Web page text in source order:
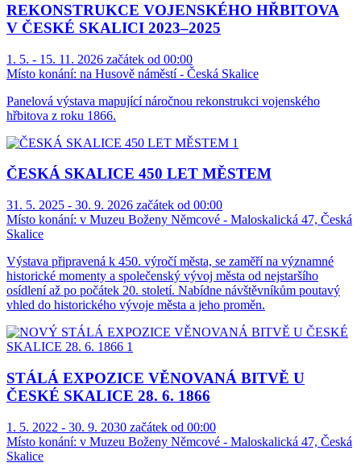
REKONSTRUKCE VOJENSKÉHO HŘBITOVA
V ČESKÉ SKALICI 2023–2025
1. 5. - 15. 11. 2026 začátek od 00:00
Místo konání: na Husově náměstí - Česká Skalice
Panelová výstava mapující náročnou rekonstrukci vojenského
hřbitova z roku 1866.
ČESKÁ SKALICE 450 LET MĚSTEM
31. 5. 2025 - 30. 9. 2026 začátek od 00:00
Místo konání: v Muzeu Boženy Němcové - Maloskalická 47, Česká
Skalice
Výstava připravená k 450. výročí města, se zaměří na významné
historické momenty a společenský vývoj města od nejstaršího
osídlení až po počátek 20. století. Nabídne návštěvníkům poutavý
vhled do historického vývoje města a jeho proměn.
STÁLÁ EXPOZICE VĚNOVANÁ BITVĚ U
ČESKÉ SKALICE 28. 6. 1866
1. 5. 2022 - 30. 9. 2030 začátek od 00:00
Místo konání: v Muzeu Boženy Němcové - Maloskalická 47, Česká
Skalice